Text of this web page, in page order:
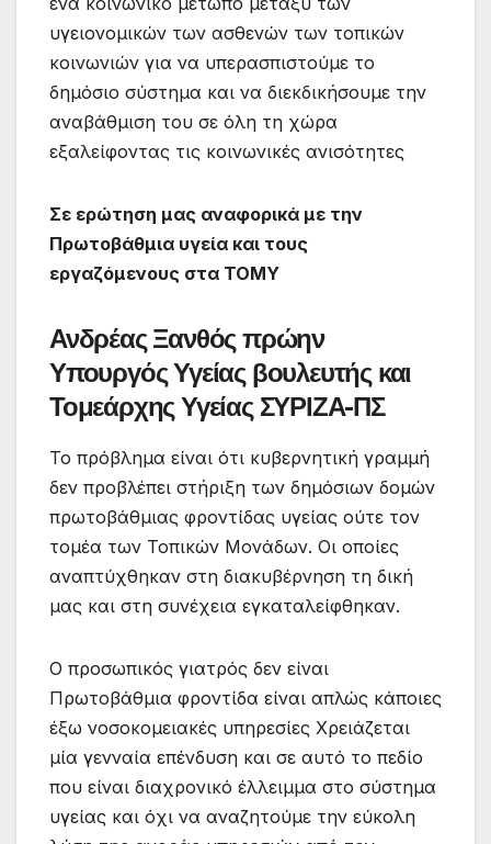
υγειονομικών των ασθενών των τοπικών
κοινωνιών για να υπερασπιστούμε το
δημόσιο σύστημα και να διεκδικήσουμε την
αναβάθμιση του σε όλη τη χώρα
εξαλείφοντας τις κοινωνικές ανισότητες
Σε ερώτηση μας αναφορικά με την
Πρωτοβάθμια υγεία και τους
εργαζόμενους στα ΤΟΜΥ
Ανδρέας Ξανθός πρώην
Υπουργός Υγείας βουλευτής και
Τομεάρχης Υγείας ΣΥΡΙΖΑ-ΠΣ
Το πρόβλημα είναι ότι κυβερνητική γραμμή
δεν προβλέπει στήριξη των δημόσιων δομών
πρωτοβάθμιας φροντίδας υγείας ούτε τον
τομέα των Τοπικών Μονάδων. Οι οποίες
αναπτύχθηκαν στη διακυβέρνηση τη δική
μας και στη συνέχεια εγκαταλείφθηκαν.
Ο προσωπικός γιατρός δεν είναι
Πρωτοβάθμια φροντίδα είναι απλώς κάποιες
έξω νοσοκομειακές υπηρεσίες Χρειάζεται
μία γενναία επένδυση και σε αυτό το πεδίο
που είναι διαχρονικό έλλειμμα στο σύστημα
υγείας και όχι να αναζητούμε την εύκολη